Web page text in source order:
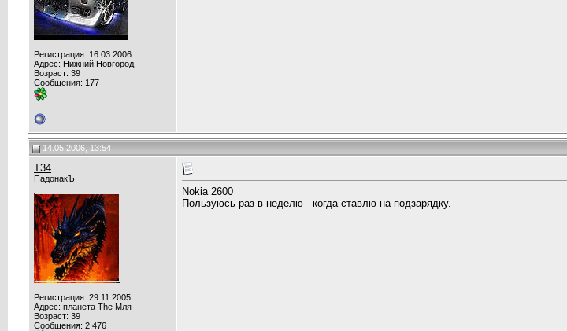
Регистрация: 16.03.2006
Адрес: Нижний Новгород
Возраст: 39
Сообщения: 177
14.05.2006, 13:54
T34
ПадонакЪ
Регистрация: 29.11.2005
Адрес: планета The Мля
Возраст: 39
Сообщения: 2,476
Nokia 2600
Пользуюсь раз в неделю - когда ставлю на подзарядку.